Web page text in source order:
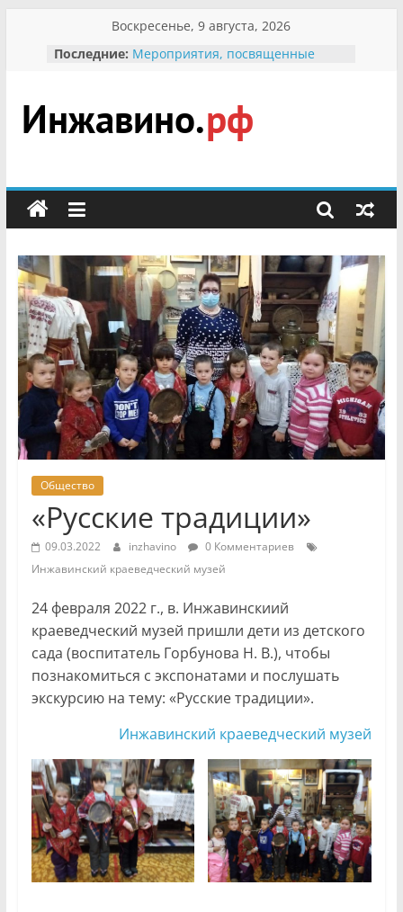
содержимому
Воскресенье, 9 августа, 2026
Последние: Мероприятия, посвященные
гражданин Инжавинского округа»
участнице Великой
Отечественной, фронтовичке
Безопасность в сети Интернет
мероприятии «Сохраним
первоцветы!»
В вольере Воронинского
заповедника родились крапчатые
суслики
Инжавино.рф
сельский
портал
Общество
«Русские традиции»
09.03.2022 inzhavino
0 Комментариев
Инжавинский краеведческий музей
24 февраля 2022 г., в. Инжавинскиий
краеведческий музей пришли дети из детского
сада (воспитатель Горбунова Н. В.), чтобы
познакомиться с экспонатами и послушать
экскурсию на тему: «Русские традиции».
Инжавинский краеведческий музей